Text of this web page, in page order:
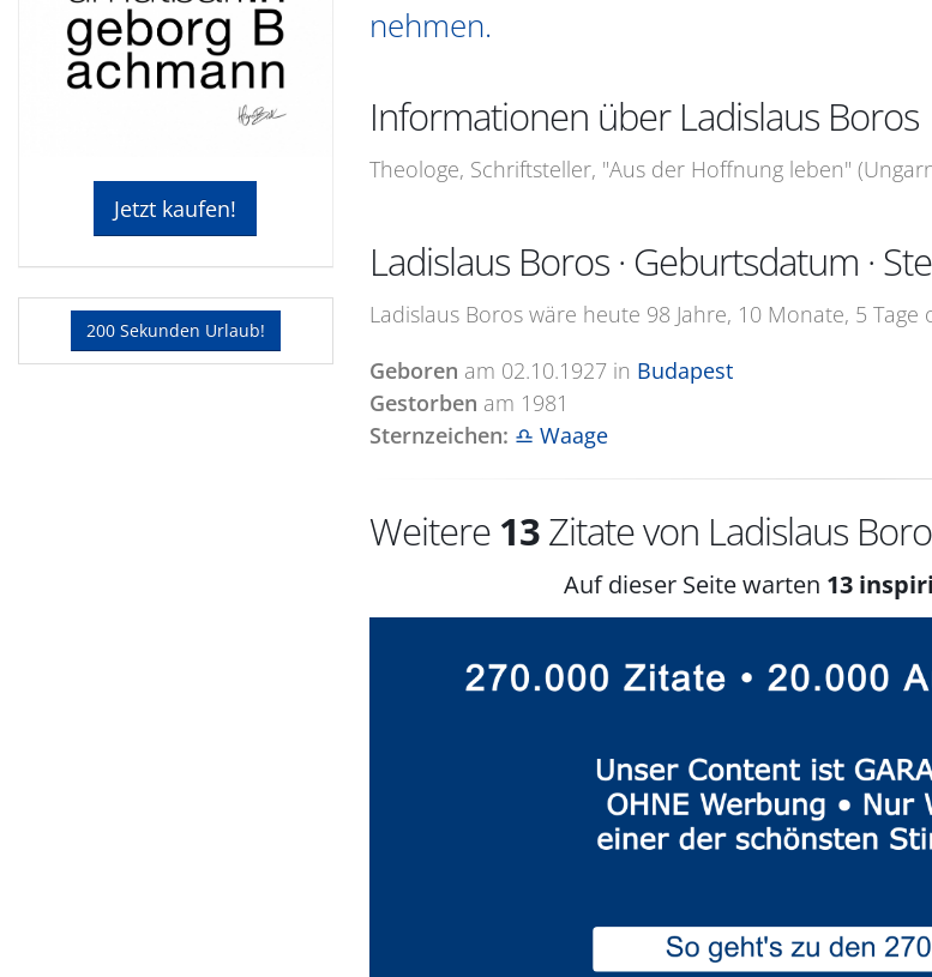
Jetzt kaufen!
200 Sekunden Urlaub!
nehmen.
Informationen über Ladislaus Boros
Theologe, Schriftsteller, "Aus der Hoffnung leben"
Ladislaus Boros · Geburtsdatum ·
Ladislaus Boros wäre heute 98 Jahre, 10 Monate, 5 Tage
Geboren am 02.10.1927in Budapest
Gestorben am 1981
Sternzeichen: ♎ Waage
Weitere 13Zitate von Ladislaus
Auf dieser Seite warten 13